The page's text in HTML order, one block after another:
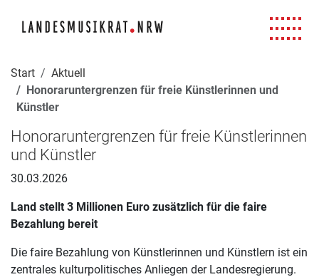
Start
Aktuell
Honoraruntergrenzen für freie Künstlerinnen und
Künstler
Honoraruntergrenzen für freie Künstlerinnen
und Künstler
30.03.2026
Land stellt 3 Millionen Euro zusätzlich für die faire
Bezahlung bereit
Die faire Bezahlung von Künstlerinnen und Künstlern ist ein
zentrales kulturpolitisches Anliegen der Landesregierung.